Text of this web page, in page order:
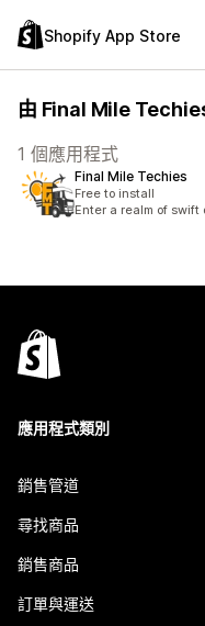
Shopify App Store
由 Final Mile
1 個應用程式
Final Mile Techies
Free to install
Enter a realm of
應用程式類別
銷售管道
尋找商品
銷售商品
訂單與運送